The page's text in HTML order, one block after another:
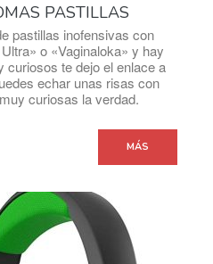
PASTILLAS
pastillas inofensivas con
o «Vaginaloka» y hay
curiosos te dejo el enlace a
echar unas risas con
curiosas la verdad.
MÁS